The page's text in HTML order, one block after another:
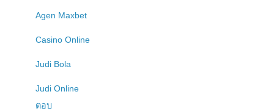
Agen Maxbet
Casino Online
Judi Bola
Judi Online
ตอบ